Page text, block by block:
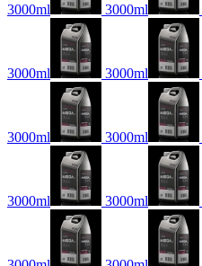
3000ml 3000ml
3000ml 3000ml
3000ml 3000ml
3000ml 3000ml